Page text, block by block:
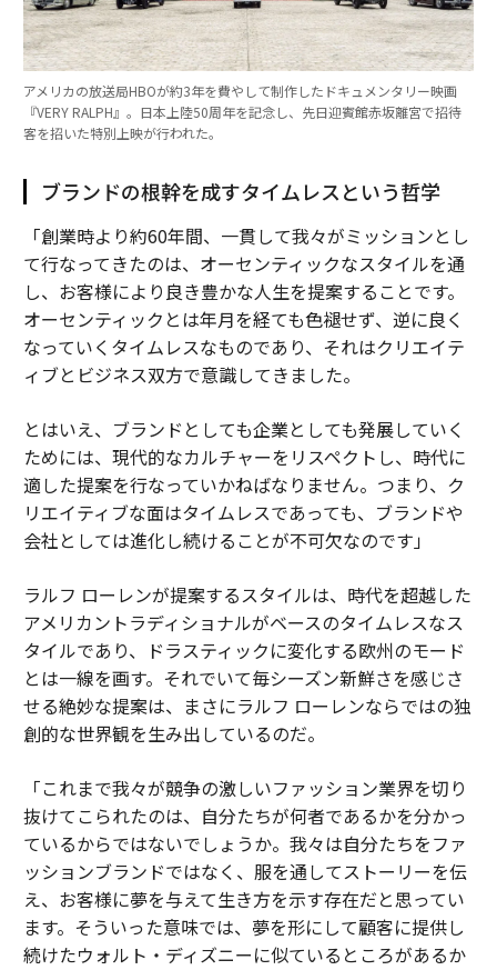
アメリカの放送局HBOが約3年を費やして制作したドキュメンタリー映画
『VERY RALPH』。日本上陸50周年を記念し、先日迎賓館赤坂離宮で招待
客を招いた特別上映が行われた。
ブランドの根幹を成すタイムレスという哲学
「創業時より約60年間、一貫して我々がミッションとし
て行なってきたのは、オーセンティックなスタイルを通
し、お客様により良き豊かな人生を提案することです。
オーセンティックとは年月を経ても色褪せず、逆に良く
なっていくタイムレスなものであり、それはクリエイテ
ィブとビジネス双方で意識してきました。
とはいえ、ブランドとしても企業としても発展していく
ためには、現代的なカルチャーをリスペクトし、時代に
適した提案を行なっていかねばなりません。つまり、ク
リエイティブな面はタイムレスであっても、ブランドや
会社としては進化し続けることが不可欠なのです」
ラルフ ローレンが提案するスタイルは、時代を超越した
アメリカントラディショナルがベースのタイムレスなス
タイルであり、ドラスティックに変化する欧州のモード
とは一線を画す。それでいて毎シーズン新鮮さを感じさ
せる絶妙な提案は、まさにラルフ ローレンならではの独
創的な世界観を生み出しているのだ。
「これまで我々が競争の激しいファッション業界を切り
抜けてこられたのは、自分たちが何者であるかを分かっ
ているからではないでしょうか。我々は自分たちをファ
ッションブランドではなく、服を通してストーリーを伝
え、お客様に夢を与えて生き方を示す存在だと思ってい
ます。そういった意味では、夢を形にして顧客に提供し
続けたウォルト・ディズニーに似ているところがあるか